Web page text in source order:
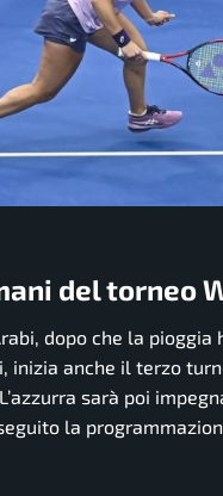
del torneo
dopo che la
inizia anche il terzo
sarà poi
la